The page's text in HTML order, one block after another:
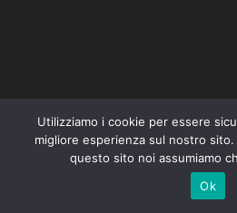
Utilizziamo i cookie per essere
migliore esperienza sul nostro
questo sito noi assumiamo
Ok